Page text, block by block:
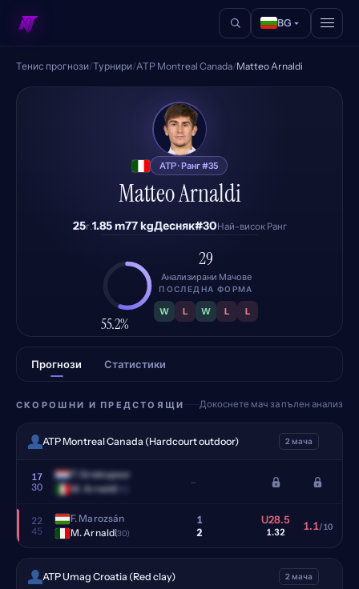
BG
Тенис прогнози/Турнири/ATP Montreal Canada/Matteo Arnaldi
MA
ATP · Ранг #35
Matteo Arnaldi
25г.1.85 m77 kgДесняк#30Най-висок Ранг
55.2%
29
Анализирани Мачове
ПОСЛЕДНА ФОРМА
W L W L L
Прогнози Статистики
СКОРОШНИ И ПРЕДСТОЯЩИ Докоснете мач за пълен анализ
ATP Montreal Canada (Hardcourt outdoor) 2 мача
17
30
T. Griekspoor
M. Arnaldi(30) –
22
45
F. Marozsán
M. Arnaldi(30)
1
2
U28.5
1.32 1.1/10
ATP Umag Croatia (Red clay) 2 мача